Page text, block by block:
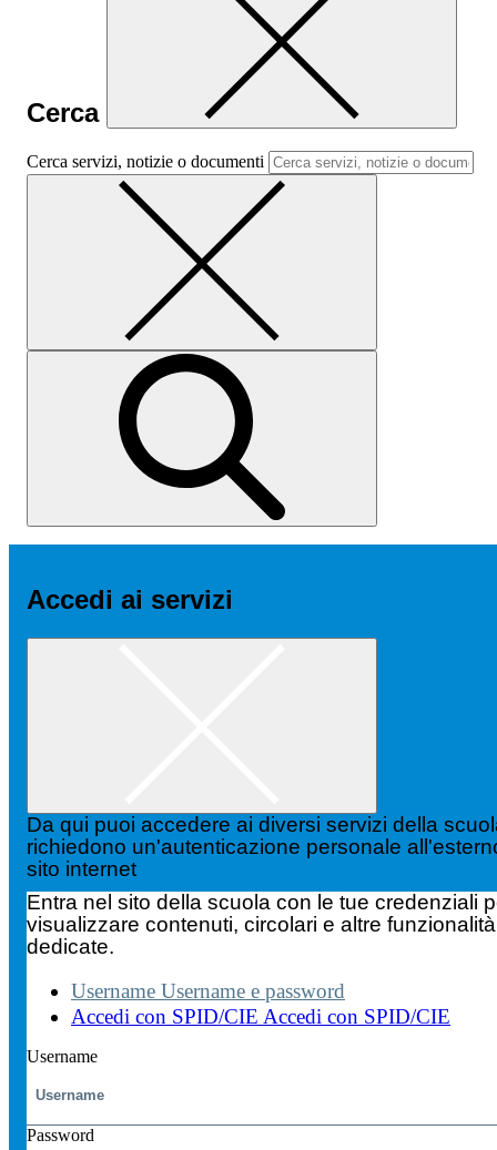
Cerca
Cerca servizi, notizie o documenti
Accedi ai servizi
Da qui puoi accedere ai diversi servizi della
richiedono un'autenticazione personale
sito internet
Entra nel sito della scuola con le tue credenziali
visualizzare contenuti, circolari e altre
dedicate.
Username Username e password
Accedi con SPID/CIE Accedi con SPID/CIE
Username
Password